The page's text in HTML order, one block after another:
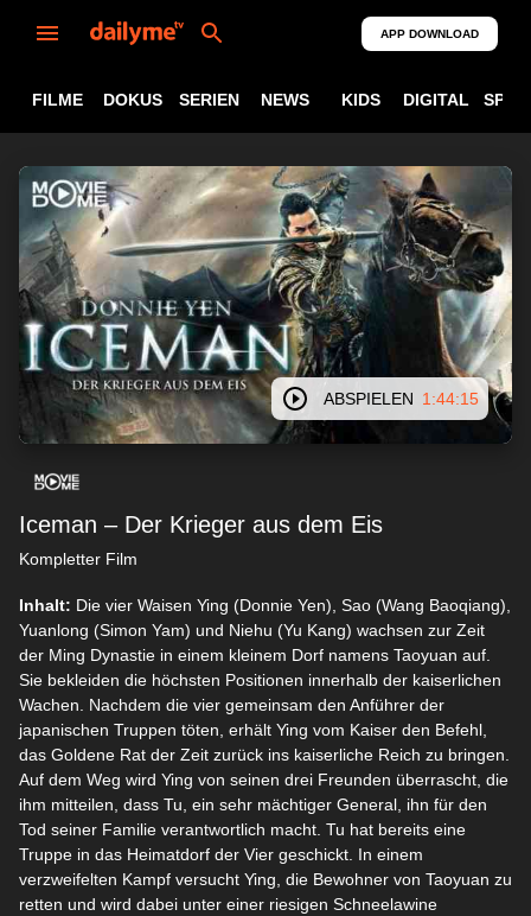
APP DOWNLOAD
FILME DOKUS SERIEN NEWS KIDS DIGITAL
ABSPIELEN 1:44:15
Iceman – Der Krieger aus dem Eis
Kompletter Film
Inhalt: Die vier Waisen Ying (Donnie Yen), Sao (Wang Baoqiang),
Yuanlong (Simon Yam) und Niehu (Yu Kang) wachsen zur Zeit
der Ming Dynastie in einem kleinem Dorf namens Taoyuan auf.
Sie bekleiden die höchsten Positionen innerhalb der kaiserlichen
Wachen. Nachdem die vier gemeinsam den Anführer der
japanischen Truppen töten, erhält Ying vom Kaiser den Befehl,
das Goldene Rat der Zeit zurück ins kaiserliche Reich zu bringen.
Auf dem Weg wird Ying von seinen drei Freunden überrascht, die
ihm mitteilen, dass Tu, ein sehr mächtiger General, ihn für den
Tod seiner Familie verantwortlich macht. Tu hat bereits eine
Truppe in das Heimatdorf der Vier geschickt. In einem
verzweifelten Kampf versucht Ying, die Bewohner von Taoyuan zu
retten und wird dabei unter einer riesigen Schneelawine